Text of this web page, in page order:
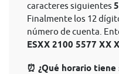
caracteres siguientes
Finalmente los 12
número de cuenta.
ESXX 2100 5577 XX
⏰ ¿Qué horario tiene